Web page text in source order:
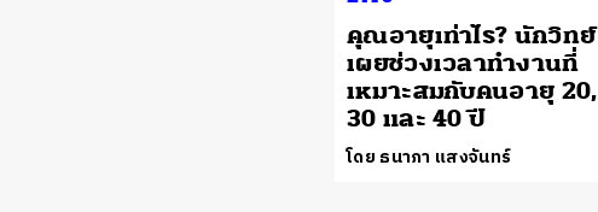
คุณอายุเท่าไร? นักวิทย์
เผยช่วงเวลาทำงานที่
เหมาะสมกับคนอายุ 20,
30 และ 40 ปี
โดย ธนาภา แสงจันทร์